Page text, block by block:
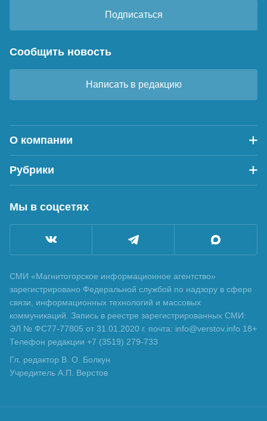
Подписаться
Сообщить новость
Написать в редакцию
О компании
Рубрики
Мы в соцсетях
СМИ «Магнитогорское информационное агентство»
зарегистрировано Федеральной службой по надзору в сфере
связи, информационных технологий и массовых
коммуникаций. Запись в реестре зарегистрированных СМИ:
ЭЛ № ФС77-77805 от 31.01.2020 г. почта: info@verstov.info 18+
Телефон редакции +7 (3519) 279-733
Гл. редактор В. О. Болкун
Учредитель А.П. Верстов